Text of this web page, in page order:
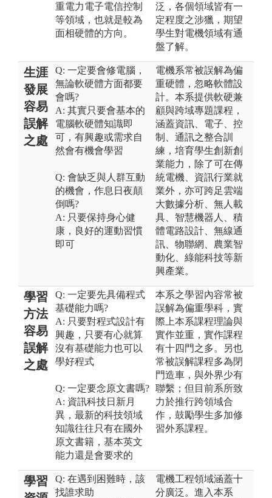
重電力電子電信控制
等領域，也就是較為
面相硬體的方向。
泛，各個領域皆有一
定程度之涉獵，期望
學生對電機領域有通
盤了解。
生涯
發展
容易
誤解
之處
Q: 一定要會修電腦，
無論軟硬體方面都要
會嗎?
A: 其實只要會基本的
電腦軟硬體知識即
可，有興趣或需求自
然會有機會學習
Q: 會缺乏與人群互動
的機會，作息日夜顛
倒嗎?
A: 只要保持身心健
康，良好的運動習慣
即可
電機系常被誤解為偏
重硬體，忽略軟體設
計。本系提供軟硬兼
顧與跨域專題課程，
涵蓋資訊、電子、控
制、通訊之整合訓
練，培育學生創新創
業能力，除了可在傳
統電機、資訊行業就
業外，亦可跨足雲端
大數據分析、無人載
具、智慧機器人、積
體電路設計、無線通
訊、物聯網、農業智
動化、綠能科技等新
興產業。
學習
方法
容易
誤解
之處
Q: 一定要先具備程式
基礎能力嗎?
A: 只要對程式設計有
興趣，只要有心就算
沒有基礎能力也可以
學好程式
Q: 一定要念原文書嗎?
A: 資訊科技日新月
異，最新的科技領域
知識往往只有在國外
原文書籍，基本英文
能力還是會要求的
本系之學習內容常被
誤解為偏重學科，實
際上本系課程理論與
實作並重，實作課程
有十四門之多。另也
常被誤解課程多為閉
門造車，與外界少有
聯繫；但目前系所致
力於推行跨領域合
作，鼓勵學生多加修
習外系課程。
學習
Q: 在遇到困難時，該
找誰求助
電機工程領域涵蓋十
分廣泛。進入本系